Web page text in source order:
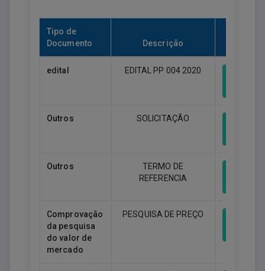
Tipo de
Documento
Descrição
edital EDITAL PP 004 2020
Outros SOLICITAÇÃO
Outros
TERMO DE
REFERENCIA
Comprovação
da pesquisa
do valor de
mercado
PESQUISA DE PREÇO